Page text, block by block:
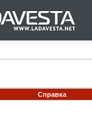
Справка